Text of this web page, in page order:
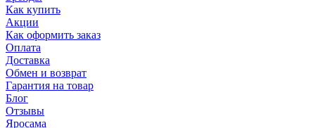
Как купить
Акции
Как оформить заказ
Оплата
Доставка
Обмен и возврат
Гарантия на товар
Блог
Отзывы
Яросама